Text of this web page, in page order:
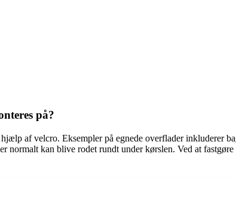
på?
af velcro. Eksempler på egnede overflader inkluderer
normalt kan blive rodet rundt under kørslen. Ved at